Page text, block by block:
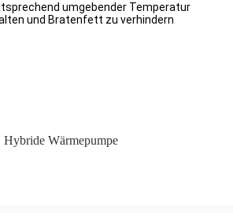
umgebender Temperatur
und Bratenfett zu verhindern
Hybride Wärmepumpe